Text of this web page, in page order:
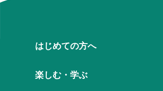
はじめての方へ
楽しむ・学ぶ